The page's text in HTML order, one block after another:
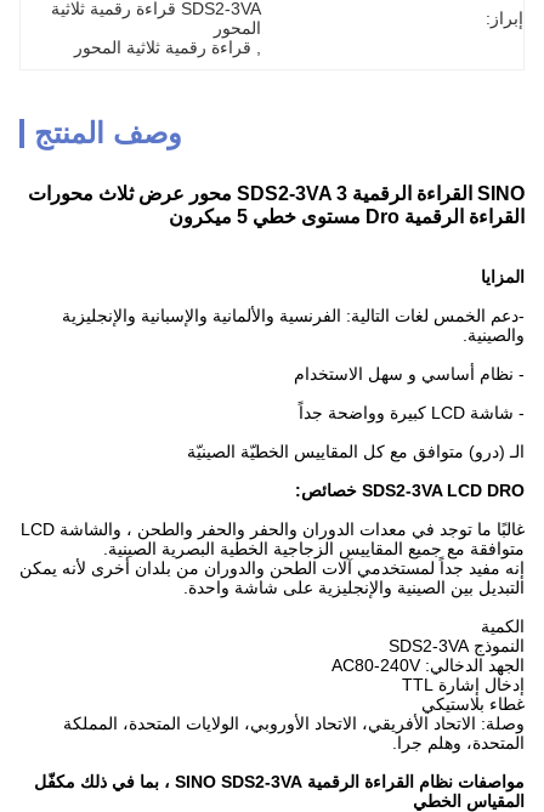
إبراز:
المحور
قراءة رقمية ثلاثية المحور
وصف المنتج
SINO القراءة الرقمية SDS2-3VA 3 محور عرض ثلاث محورات
القراءة الرقمية Dro مستوى خطي 5 ميكرون
المزايا
-دعم الخمس لغات التالية: الفرنسية والألمانية والإسبانية والإنجليزية
والصينية.
- نظام أساسي و سهل الاستخدام
- شاشة LCD كبيرة وواضحة جداً
الـ (درو) متوافق مع كل المقاييس الخطيّة الصينيّة
SDS2-3VA LCD DRO خصائص:
غالبًا ما توجد في معدات الدوران والحفر والحفر والطحن ، والشاشة LCD
متوافقة مع جميع المقاييس الزجاجية الخطية البصرية الصينية.
إنه مفيد جداً لمستخدمي آلات الطحن والدوران من بلدان أخرى لأنه يمكن
التبديل بين الصينية والإنجليزية على شاشة واحدة.
الكمية
النموذج SDS2-3VA
الجهد الدخالي: AC80-240V
إدخال إشارة TTL
غطاء بلاستيكي
وصلة: الاتحاد الأفريقي، الاتحاد الأوروبي، الولايات المتحدة، المملكة
المتحدة، وهلم جرا.
مواصفات نظام القراءة الرقمية SINO SDS2-3VA ، بما في ذلك مكفّل
المقياس الخطي